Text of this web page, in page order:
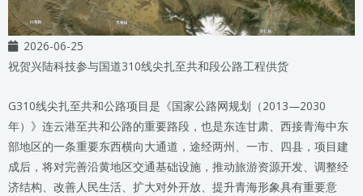
2026-06-25
祝贺兴陆科技参与国道310线尖扎至共和段公路工程供货
G310线尖扎至共和公路项目是《国家公路网规划（2013—2030
年）》连云港至共和公路的重要路段，也是东连甘肃、西接青海中东
部地区的一条重要东西横向大通道，途经两州、一市、四县，项目建
成后，将对完善沿黄地区交通基础设施，推动旅游资源开发、调整经
济结构、改善人民生活、扩大对外开放、提升青海形象具有重要意